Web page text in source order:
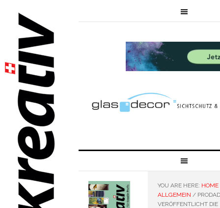
YOU ARE HERE: HOME
ALLGEMEIN /PRODAD
VERÖFFENTLICHT DIE